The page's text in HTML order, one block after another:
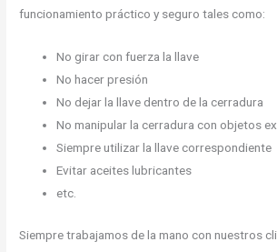
funcionamiento práctico y seguro tales como:
No girar con fuerza la llave
No hacer presión
No dejar la llave dentro de la cerradura
No manipular la cerradura con objetos
Siempre utilizar la llave correspondiente
Evitar aceites lubricantes
etc.
Siempre trabajamos de la mano con nuestros